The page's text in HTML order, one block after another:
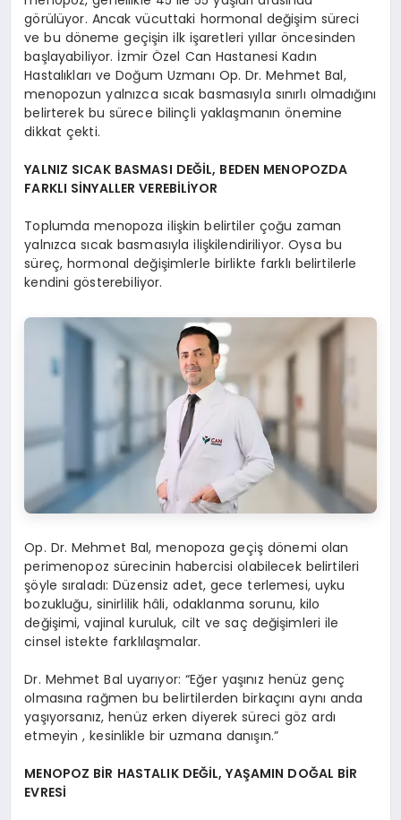
görülüyor. Ancak vücuttaki hormonal değişim süreci
ve bu döneme geçişin ilk işaretleri yıllar öncesinden
başlayabiliyor. İzmir Özel Can Hastanesi Kadın
Hastalıkları ve Doğum Uzmanı Op. Dr. Mehmet Bal,
menopozun yalnızca sıcak basmasıyla sınırlı olmadığını
belirterek bu sürece bilinçli yaklaşmanın önemine
dikkat çekti.
YALNIZ SICAK BASMASI DEĞİL, BEDEN MENOPOZDA
FARKLI SİNYALLER VEREBİLİYOR
Toplumda menopoza ilişkin belirtiler çoğu zaman
yalnızca sıcak basmasıyla ilişkilendiriliyor. Oysa bu
süreç, hormonal değişimlerle birlikte farklı belirtilerle
kendini gösterebiliyor.
Op. Dr. Mehmet Bal, menopoza geçiş dönemi olan
perimenopoz sürecinin habercisi olabilecek belirtileri
şöyle sıraladı: Düzensiz adet, gece terlemesi, uyku
bozukluğu, sinirlilik hâli, odaklanma sorunu, kilo
değişimi, vajinal kuruluk, cilt ve saç değişimleri ile
cinsel istekte farklılaşmalar.
Dr. Mehmet Bal uyarıyor: “Eğer yaşınız henüz genç
olmasına rağmen bu belirtilerden birkaçını aynı anda
yaşıyorsanız, henüz erken diyerek süreci göz ardı
etmeyin , kesinlikle bir uzmana danışın.”
MENOPOZ BİR HASTALIK DEĞİL, YAŞAMIN DOĞAL BİR
EVRESİ